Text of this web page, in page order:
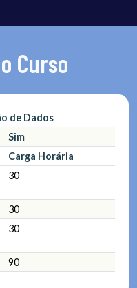
Curso
de Dados
Sim
Carga Horária
30
30
30
90